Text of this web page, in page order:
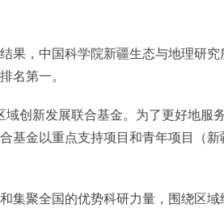
，中国科学院新疆生态与地理研究
名第一。
创新发展联合基金。为了更好地服
基金以重点支持项目和青年项目（新
聚全国的优势科研力量，围绕区域